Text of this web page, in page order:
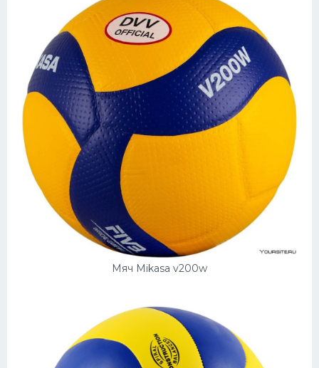
Мяч Mikasa v200w